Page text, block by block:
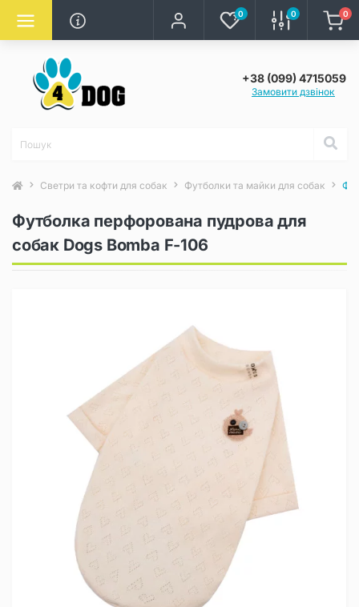
0 0 0
+38 (099) 4715059
Замовити дзвінок
Светри та кофти для собак Футболки та майки для собак
Футболка перфорована пудрова для
собак Dogs Bomba F-106